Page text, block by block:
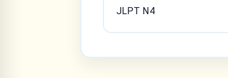
JLPT N4